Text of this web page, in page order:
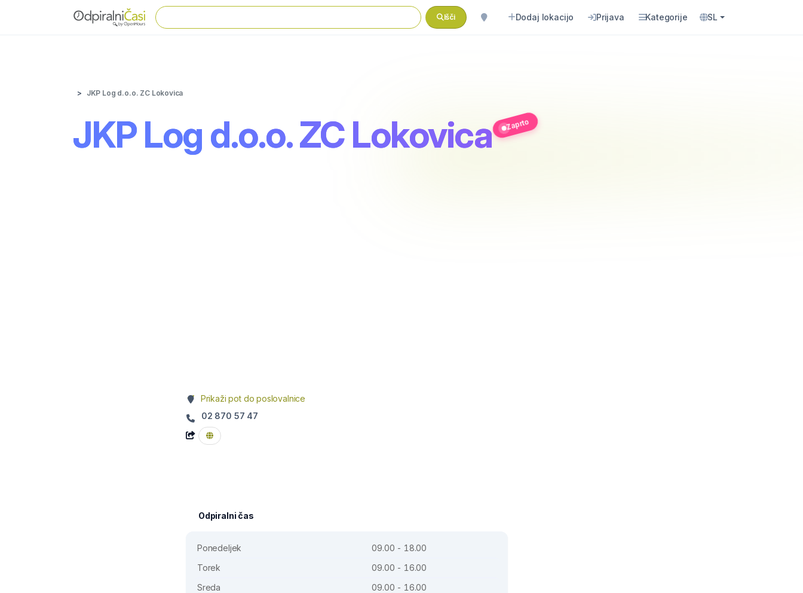
Išči Dodaj lokacijo Prijava Kategorije SL
JKP Log d.o.o. ZC Lokovica
JKP Log d.o.o. ZC Lokovica Zaprto
Prikaži pot do poslovalnice
02 870 57 47
Odpiralni čas
Ponedeljek
09.00 - 18.00
Torek
09.00 - 16.00
Sreda
09.00 - 16.00